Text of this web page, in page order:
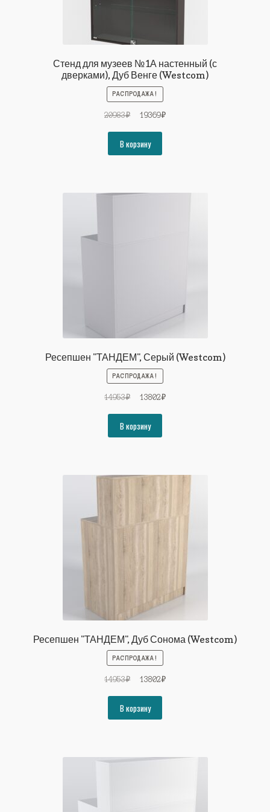
Стенд для музеев №1А настенный (с
дверками), Дуб Венге (Westcom)
РАСПРОДАЖА!
20983₽
Первоначальная
составляла
20983₽.
19369₽Текущая
В корзину
Ресепшен "ТАНДЕМ", Серый (Westcom)
РАСПРОДАЖА!
14953₽
Первоначальная
составляла
14953₽.
13802₽Текущая
В корзину
Ресепшен "ТАНДЕМ", Дуб Сонома (Westcom)
РАСПРОДАЖА!
14953₽
Первоначальная
составляла
14953₽.
13802₽Текущая
В корзину